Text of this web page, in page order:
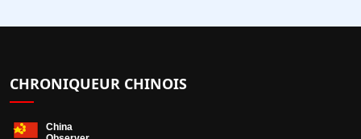
CHRONIQUEUR CHINOIS